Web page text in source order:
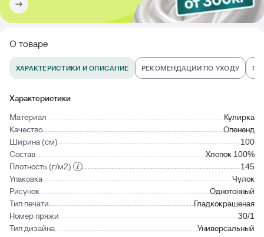
О товаре
ХАРАКТЕРИСТИКИ И ОПИСАНИЕ РЕКОМЕНДАЦИИ ПО УХОДУ
Характеристики
Материал
Кулирка
Качество
Опененд
Ширина (см)
100
Состав
Хлопок 100%
Плотность (г/м2)
145
Упаковка
Чулок
Рисунок
Однотонный
Тип печати
Гладкокрашеная
Номер пряжи
30/1
Тип дизайна
Универсальный